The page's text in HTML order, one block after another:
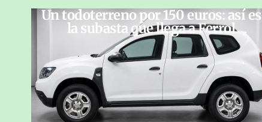
Un todoterreno por 150 euros: así es
la subasta que llega a Ferrol